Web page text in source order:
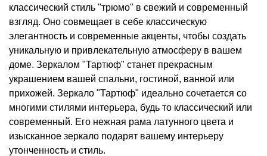
классический стиль "трюмо" в свежий и современный
взгляд. Оно совмещает в себе классическую
элегантность и современные акценты, чтобы создать
уникальную и привлекательную атмосферу в вашем
доме. Зеркалом "Тартюф" станет прекрасным
украшением вашей спальни, гостиной, ванной или
прихожей. Зеркало "Тартюф" идеально сочетается со
многими стилями интерьера, будь то классический или
современный. Его нежная рама латунного цвета и
изысканное зеркало подарят вашему интерьеру
утонченность и стиль.